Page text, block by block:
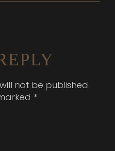
not be published.
*